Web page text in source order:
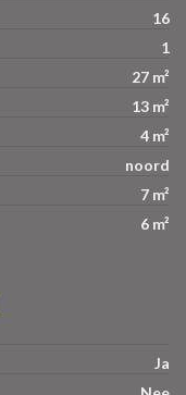
16
1
27 m²
13 m²
4 m²
noord
7 m²
6 m²
Ja